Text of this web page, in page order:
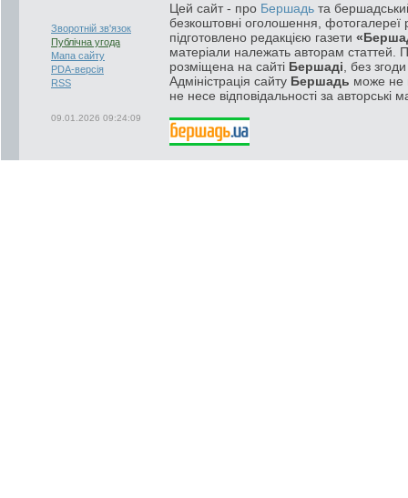
Зворотній зв'язок
Публічна угода
Мапа сайту
PDA-версія
RSS
09.01.2026 09:24:09
Цей сайт - про Бершадь та
безкоштовні оголошення, фотогалереї
підготовлено редакцією газети
матеріали належать авторам статтей.
розміщена на сайті Бершаді , без
Адміністрація сайту Бершадь може не
не несе відповідальності за авторські